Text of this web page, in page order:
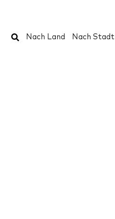
Suchen
Nach Land Nach Stadt